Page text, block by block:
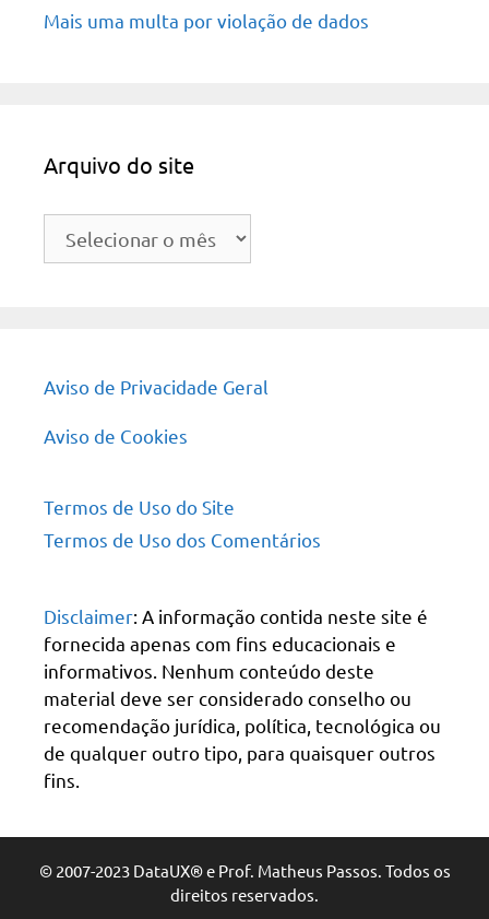
Mais uma multa por violação de dados
Arquivo do site
Arquivo
Aviso de Privacidade Geral
Aviso de Cookies
Termos de Uso do Site
Termos de Uso dos Comentários
Disclaimer: A informação contida neste site é
fornecida apenas com fins educacionais e
informativos. Nenhum conteúdo deste
material deve ser considerado conselho ou
recomendação jurídica, política, tecnológica ou
de qualquer outro tipo, para quaisquer outros
fins.
© 2007-2023 DataUX® e Prof. Matheus Passos. Todos os
direitos reservados.